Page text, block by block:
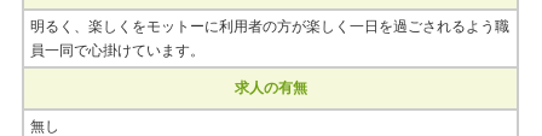
明るく、楽しくをモットーに利用者の方が楽しく一日を過ごされるよう職
員一同で心掛けています。
求人の有無
無し